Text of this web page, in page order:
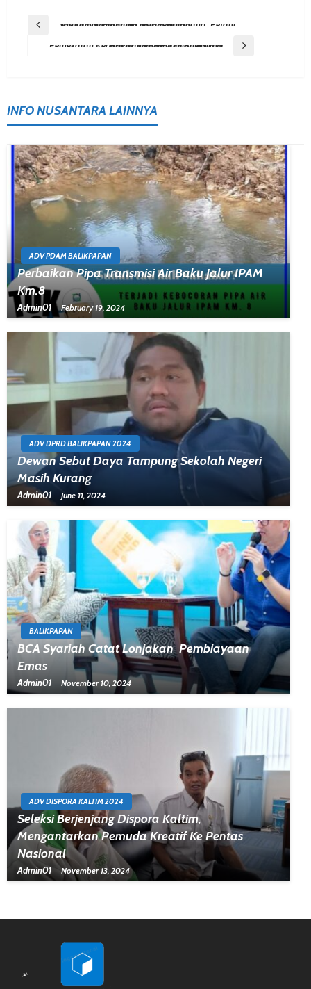
Post
Navigation
Previous Post
Sumur Bor Hadir Di Desa Kerta Buana, Petani Tak Lagi Bergantung Musim Hujan
Next Post
Pemekaran Kecamatan Di PPU Dijadwalkan Masuk Kemendagri Bulan Mei
INFO NUSANTARA LAINNYA
ADV PDAM BALIKPAPAN
Perbaikan Pipa Transmisi Air Baku Jalur IPAM
Km.8
Admin01 February 19, 2024
ADV DPRD BALIKPAPAN 2024
Dewan Sebut Daya Tampung Sekolah Negeri
Masih Kurang
Admin01 June 11, 2024
BALIKPAPAN
BCA Syariah Catat Lonjakan Pembiayaan
Emas
Admin01 November 10, 2024
ADV DISPORA KALTIM 2024
Seleksi Berjenjang Dispora Kaltim,
Mengantarkan Pemuda Kreatif Ke Pentas
Nasional
Admin01 November 13, 2024